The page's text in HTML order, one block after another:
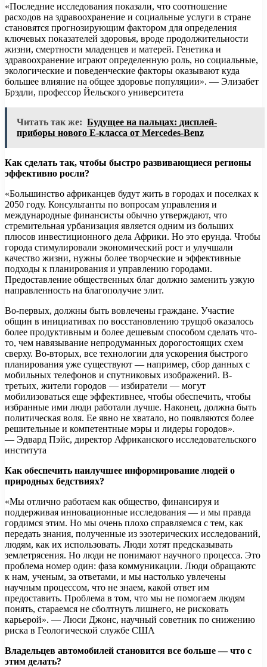
«Последние исследования показали, что соотношение
расходов на здравоохранение и социальные услуги в стране
становятся прогнозирующим фактором для определения
ключевых показателей здоровья, вроде продолжительности
жизни, смертности младенцев и матерей. Генетика и
здравоохранение играют определенную роль, но социальные,
экологические и поведенческие факторы оказывают куда
большее влияние на общее здоровье популяции». — Элизабет
Брэдли, профессор Йельского университета
Читать так же: Будущее на пальцах: дисплей-
приборы нового E-класса от Mercedes-Benz
Как сделать так, чтобы быстро развивающиеся регионы
эффективно росли?
«Большинство африканцев будут жить в городах и поселках к
2050 году. Консультанты по вопросам управления и
международные финансисты обычно утверждают, что
стремительная урбанизация является одним из больших
плюсов инвестиционного дела Африки. Но это ерунда. Чтобы
города стимулировали экономический рост и улучшали
качество жизни, нужны более творческие и эффективные
подходы к планирования и управлению городами.
Предоставление общественных благ должно заменить узкую
направленность на благополучие элит.
Во-первых, должны быть вовлечены граждане. Участие
общин в инициативах по восстановлению трущоб оказалось
более продуктивным и более дешевым способом сделать что-
то, чем навязывание непродуманных дорогостоящих схем
сверху. Во-вторых, все технологии для ускорения быстрого
планирования уже существуют — например, сбор данных с
мобильных телефонов и спутниковых изображений. В-
третьих, жители городов — избиратели — могут
мобилизоваться еще эффективнее, чтобы обеспечить, чтобы
избранные ими люди работали лучше. Наконец, должна быть
политическая воля. Ее явно не хватало, но появляются более
решительные и компетентные мэры и лидеры городов».
— Эдвард Пэйс, директор Африканского исследовательского
института
Как обеспечить наилучшее информирование людей о
природных бедствиях?
«Мы отлично работаем как общество, финансируя и
поддерживая инновационные исследования — и мы правда
гордимся этим. Но мы очень плохо справляемся с тем, как
передать знания, полученные из эзотерических исследований,
людям, как их использовать. Люди хотят предсказывать
землетрясения. Но люди не понимают научного процесса. Это
проблема номер один: фаза коммуникации. Люди обращаютс
к нам, ученым, за ответами, и мы настолько увлечены
научным процессом, что не знаем, какой ответ им
предоставить. Проблема в том, что мы не помогаем людям
понять, стараемся не сболтнуть лишнего, не рисковать
карьерой». — Люси Джонс, научный советник по снижению
риска в Геологической службе США
Владельцев автомобилей становится все больше — что с
этим делать?